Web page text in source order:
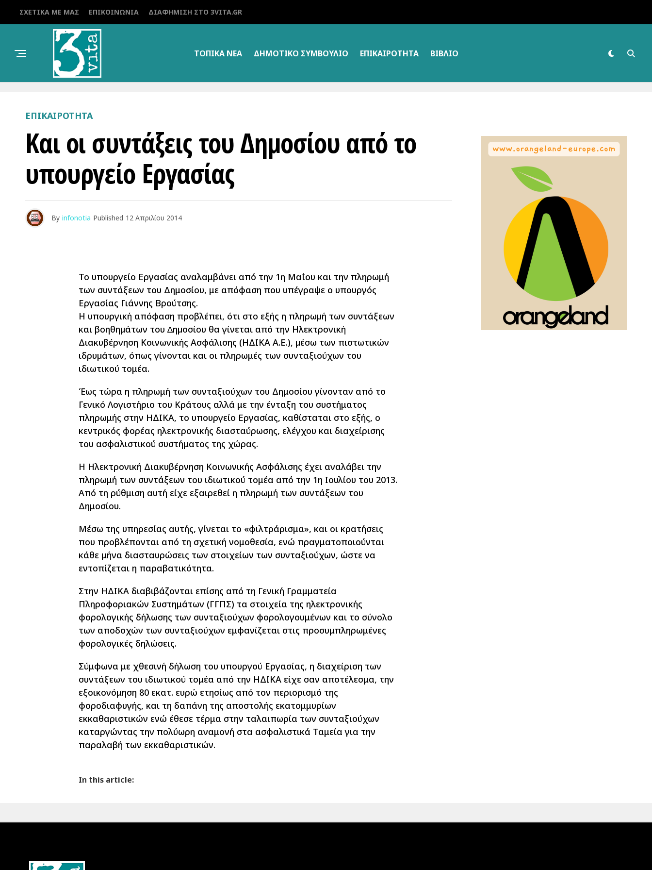
ΣΧΕΤΙΚΆ ΜΕ ΜΑΣ ΕΠΙΚΟΙΝΩΝΊΑ ΔΙΑΦΉΜΙΣΗ ΣΤΟ 3VITA.GR
ΤΟΠΙΚΑ ΝΕΑ ΔΗΜΟΤΙΚΌ ΣΥΜΒΟΎΛΙΟ ΕΠΙΚΑΙΡΌΤΗΤΑ ΒΙΒΛΊΟ
ΕΠΙΚΑΙΡΌΤΗΤΑ
Και οι συντάξεις του Δημοσίου από το
υπουργείο Εργασίας
By infonotia Published 12 Απριλίου 2014
Το υπουργείο Εργασίας αναλαμβάνει από την 1η Μαΐου και την πληρωμή
των συντάξεων του Δημοσίου, με απόφαση που υπέγραψε ο υπουργός
Εργασίας Γιάννης Βρούτσης.
Η υπουργική απόφαση προβλέπει, ότι στο εξής η πληρωµή των συντάξεων
και βοηθηµάτων του ∆ηµοσίου θα γίνεται από την Ηλεκτρονική
Διακυβέρνηση Κοινωνικής Ασφάλισης (ΗΔΙΚΑ Α.Ε.), µέσω των πιστωτικών
ιδρυµάτων, όπως γίνονται και οι πληρωμές των συνταξιούχων του
ιδιωτικού τομέα.
Έως τώρα η πληρωμή των συνταξιούχων του Δημοσίου γίνονταν από το
Γενικό Λογιστήριο του Κράτους αλλά με την ένταξη του συστήματος
πληρωμής στην ΗΔΙΚΑ, το υπουργείο Εργασίας, καθίσταται στο εξής, ο
κεντρικός φορέας ηλεκτρονικής διασταύρωσης, ελέγχου και διαχείρισης
του ασφαλιστικού συστήματος της χώρας.
Η Ηλεκτρονική Διακυβέρνηση Κοινωνικής Ασφάλισης έχει αναλάβει την
πληρωμή των συντάξεων του ιδιωτικού τομέα από την 1η Ιουλίου του 2013.
Από τη ρύθμιση αυτή είχε εξαιρεθεί η πληρωμή των συντάξεων του
Δημοσίου.
Μέσω της υπηρεσίας αυτής, γίνεται το «φιλτράρισμα», και οι κρατήσεις
που προβλέπονται από τη σχετική νομοθεσία, ενώ πραγματοποιούνται
κάθε μήνα διασταυρώσεις των στοιχείων των συνταξιούχων, ώστε να
εντοπίζεται η παραβατικότητα.
Στην ΗΔΙΚΑ διαβιβάζονται επίσης από τη Γενική Γραμματεία
Πληροφοριακών Συστημάτων (ΓΓΠΣ) τα στοιχεία της ηλεκτρονικής
φορολογικής δήλωσης των συνταξιούχων φορολογουμένων και το σύνολο
των αποδοχών των συνταξιούχων εμφανίζεται στις προσυμπληρωμένες
φορολογικές δηλώσεις.
Σύμφωνα με χθεσινή δήλωση του υπουργού Εργασίας, η διαχείριση των
συντάξεων του ιδιωτικού τομέα από την ΗΔΙΚΑ είχε σαν αποτέλεσμα, την
εξοικονόμηση 80 εκατ. ευρώ ετησίως από τον περιορισμό της
φοροδιαφυγής, και τη δαπάνη της αποστολής εκατομμυρίων
εκκαθαριστικών ενώ έθεσε τέρμα στην ταλαιπωρία των συνταξιούχων
καταργώντας την πολύωρη αναμονή στα ασφαλιστικά Ταμεία για την
παραλαβή των εκκαθαριστικών.
In this article: